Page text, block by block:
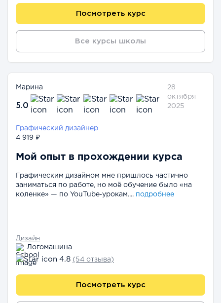
Посмотреть курс
Все курсы школы
Марина
5.0
28
октября
2025
Графический дизайнер
4 919 ₽
Мой опыт в прохождении курса
Графическим дизайном мне пришлось частично
заниматься по работе, но моё обучение было «на
коленке» — по YouTube‑урокам.... подробнее
Дизайн
Логомашина
4.8 (54 отзыва)
Посмотреть курс